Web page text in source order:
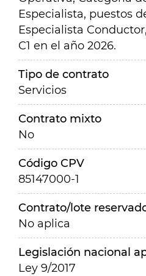
Especialista, puestos
Especialista
C1 en el año 2026.
Tipo de contrato
Servicios
Contrato mixto
No
Código CPV
85147000-1
Contrato/lote
No aplica
Legislación nacional
Ley 9/2017